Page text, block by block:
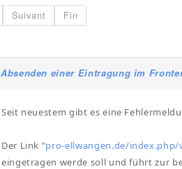
Suivant Fin
Absenden einer Eintragung im
Seit neuestem gibt es eine
Der Link "pro-ellwangen.de/
eingetragen werde soll und führt zur